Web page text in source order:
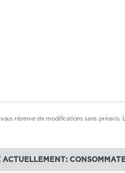
réserve de modifications sans
ACTUELLEMENT: